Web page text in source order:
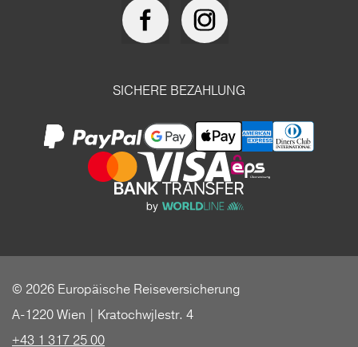
SICHERE BEZAHLUNG
© 2026 Europäische Reiseversicherung
A-1220 Wien | Kratochwjlestr. 4
+43 1 317 25 00